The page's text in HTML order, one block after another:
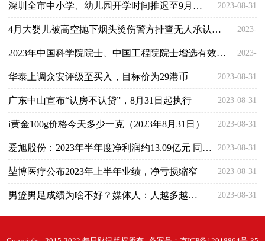
深圳全市中小学、幼儿园开学时间推迟至9月4日 2023-08-31
4月大婴儿被高空抛下烟头烫伤警方排查无人承认或对全楼住户做DNA 具体是什么情况? 2023-
08-31
2023年中国科学院院士、中国工程院院士增选有效候选人名单公布！江苏这些学术“大牛”入选 2023-
08-31
华泰上调众安评级至买入，目标价为29港币 2023-08-31
广东中山宣布“认房不认贷”，8月31日起执行 2023-08-31
i黄金100g价格今天多少一克（2023年8月31日） 2023-08-31
爱旭股份：2023年半年度净利润约13.09亿元 同比增加119.6% 2023-08-31
堃博医疗公布2023年上半年业绩，净亏损缩窄 2023-08-31
男篮男足成绩为啥不好？媒体人：人越多越复杂 2023-08-31